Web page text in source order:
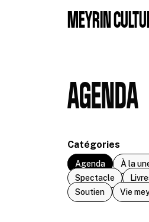
MEYRIN
AGENDA
Catégories
Agenda À la
Spectacle
Soutien
Vie